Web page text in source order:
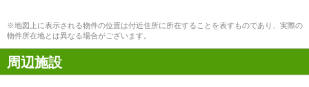
※地図上に表示される物件の位置は付近住所に所在することを表すものであり、実際の
物件所在地とは異なる場合がございます。
周辺施設